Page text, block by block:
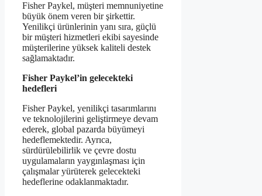
Fisher Paykel, müşteri memnuniyetine
büyük önem veren bir şirkettir.
Yenilikçi ürünlerinin yanı sıra, güçlü
bir müşteri hizmetleri ekibi sayesinde
müşterilerine yüksek kaliteli destek
sağlamaktadır.
Fisher Paykel’in gelecekteki
hedefleri
Fisher Paykel, yenilikçi tasarımlarını
ve teknolojilerini geliştirmeye devam
ederek, global pazarda büyümeyi
hedeflemektedir. Ayrıca,
sürdürülebilirlik ve çevre dostu
uygulamaların yaygınlaşması için
çalışmalar yürüterek gelecekteki
hedeflerine odaklanmaktadır.